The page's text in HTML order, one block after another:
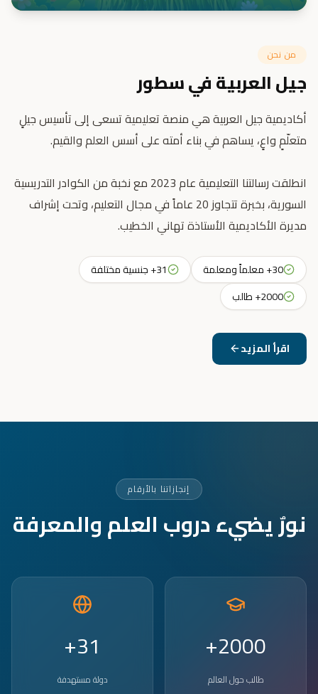
من نحن
جيل العربية في سطور
أكاديمية جيل العربية هي منصة تعليمية تسعى إلى تأسيس جيلٍ
انطلقت رسالتنا التعليمية عام 2023 مع نخبة من الكوادر التدريسية
السورية، بخبرة تتجاوز 20 عاماً في مجال التعليم، وتحت إشراف
مديرة الأكاديمية الأستاذة تهاني الخطيب.
30+ معلماً ومعلمة
31+ جنسية مختلفة
2000+ طالب
اقرأ المزيد
إنجازاتنا بالأرقام
نورٌ يضيء دروب العلم والمعرفة
2000+
طالب حول العالم
31+
دولة مستهدفة